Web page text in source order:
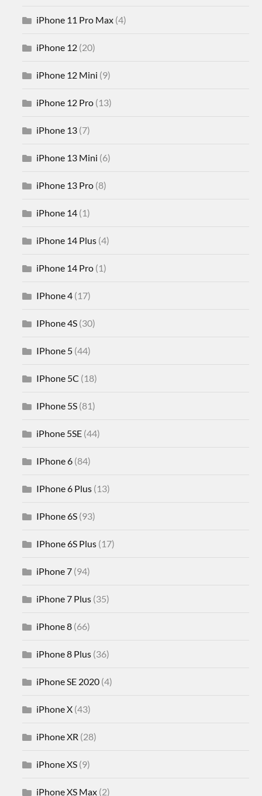
iPhone 11 Pro Max (4)
iPhone 12 (20)
iPhone 12 Mini (9)
iPhone 12 Pro (13)
iPhone 13 (7)
iPhone 13 Mini (6)
iPhone 13 Pro (8)
iPhone 14 (1)
iPhone 14 Plus (4)
iPhone 14 Pro (1)
IPhone 4 (17)
IPhone 4S (30)
IPhone 5 (44)
IPhone 5C (18)
IPhone 5S (81)
iPhone 5SE (44)
IPhone 6 (84)
IPhone 6 Plus (13)
IPhone 6S (93)
IPhone 6S Plus (17)
iPhone 7 (94)
iPhone 7 Plus (35)
iPhone 8 (66)
iPhone 8 Plus (36)
iPhone SE 2020 (4)
iPhone X (43)
iPhone XR (28)
iPhone XS (9)
iPhone XS Max (2)